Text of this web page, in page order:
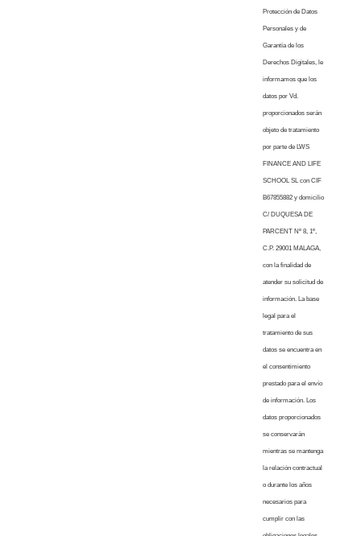
Protección de Datos
Personales y de
Garantía de los
Derechos Digitales, le
informamos que los
datos por Vd.
proporcionados serán
objeto de tratamiento
por parte de LWS
FINANCE AND LIFE
SCHOOL SL con CIF
B67855882 y domicilio
C/ DUQUESA DE
PARCENT Nº 8, 1º,
C.P. 29001 MALAGA,
con la finalidad de
atender su solicitud de
información. La base
legal para el
tratamiento de sus
datos se encuentra en
el consentimiento
prestado para el envío
de información. Los
datos proporcionados
se conservarán
mientras se mantenga
la relación contractual
o durante los años
necesarios para
cumplir con las